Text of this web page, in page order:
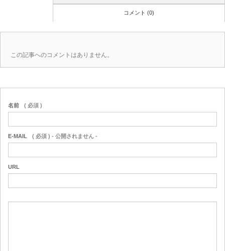
コメント (0)
この記事へのコメントはありません。
名前 ( 必須 )
E-MAIL ( 必須 ) - 公開されません -
URL